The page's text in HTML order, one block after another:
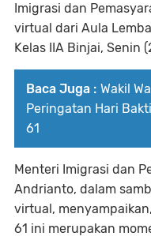
Imigrasi dan
virtual dari Aula
Kelas IIA Binjai, Senin
Baca Juga : Wakil
Peringatan Hari
61
Menteri Imigrasi dan
Andrianto, dalam
virtual,
61 ini merupakan